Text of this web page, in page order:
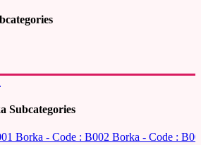
Subcategories
Borka - Code : B002 Borka - Code :